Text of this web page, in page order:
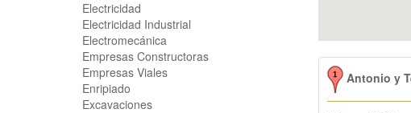
Electricidad
Electricidad Industrial
Electromecánica
Empresas Constructoras
Empresas Viales
Enripiado
Excavaciones
Antonio y